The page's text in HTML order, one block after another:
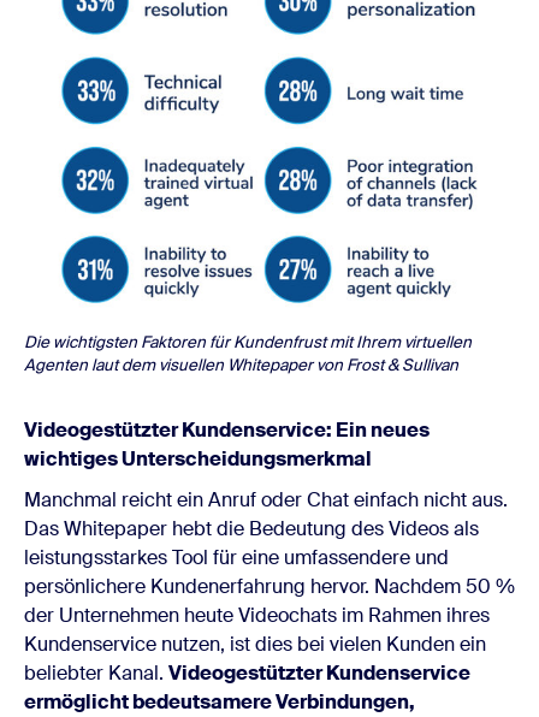
Die wichtigsten Faktoren für Kundenfrust mit Ihrem virtuellen
Agenten laut dem visuellen Whitepaper von Frost & Sullivan
Videogestützter Kundenservice: Ein neues
wichtiges Unterscheidungsmerkmal
Manchmal reicht ein Anruf oder Chat einfach nicht aus.
Das Whitepaper hebt die Bedeutung des Videos als
leistungsstarkes Tool für eine umfassendere und
persönlichere Kundenerfahrung hervor. Nachdem 50 %
der Unternehmen heute Videochats im Rahmen ihres
Kundenservice nutzen, ist dies bei vielen Kunden ein
beliebter Kanal. Videogestützter Kundenservice
ermöglicht bedeutsamere Verbindungen,